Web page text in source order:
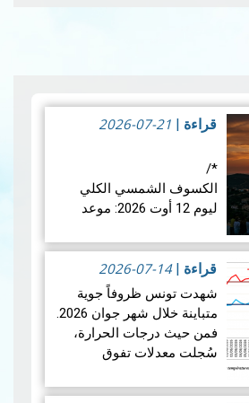
قراءة 2026-07-21
*/
الكسوف الشمسي الكلي
ليوم 12 أوت 2026: موعد
ستشهد الأرض واحدة من أروع
الظواهر الفلكية: كسوفا كلي
للشمس. يُعتبر هذا الكسوف
الأول من نوعه ال…
قراءة
قراءة |
2026-07-14
شهدت تونس ظروفاً جوية
متباينة خلال شهر جوان 2026.
فمن حيث درجات الحرارة،
سُجلت معدلات تفوق
أنحاء البلاد، بمعدل بلغ +1.9